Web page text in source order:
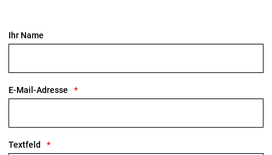
Ihr Name
E-Mail-Adresse
Textfeld